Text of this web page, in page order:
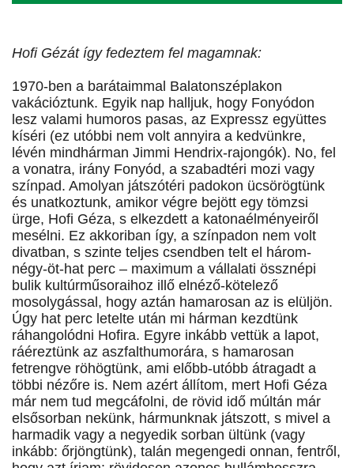
Hofi Gézát így fedeztem fel magamnak:
1970-ben a barátaimmal Balatonszéplakon
vakációztunk. Egyik nap halljuk, hogy Fonyódon
lesz valami humoros pasas, az Expressz együttes
kíséri (ez utóbbi nem volt annyira a kedvünkre,
lévén mindhárman Jimmi Hendrix-rajongók). No, fel
a vonatra, irány Fonyód, a szabadtéri mozi vagy
színpad. Amolyan játszótéri padokon ücsörögtünk
és unatkoztunk, amikor végre bejött egy tömzsi
ürge, Hofi Géza, s elkezdett a katonaélményeiről
mesélni. Ez akkoriban így, a színpadon nem volt
divatban, s szinte teljes csendben telt el három-
négy-öt-hat perc – maximum a vállalati össznépi
bulik kultúrműsoraihoz illő elnéző-kötelező
mosolygással, hogy aztán hamarosan az is elüljön.
Úgy hat perc letelte után mi hárman kezdtünk
ráhangolódni Hofira. Egyre inkább vettük a lapot,
ráéreztünk az aszfalthumorára, s hamarosan
fetrengve röhögtünk, ami előbb-utóbb átragadt a
többi nézőre is. Nem azért állítom, mert Hofi Géza
már nem tud megcáfolni, de rövid idő múltán már
elsősorban nekünk, hármunknak játszott, s mivel a
harmadik vagy a negyedik sorban ültünk (vagy
inkább: őrjöngtünk), talán megengedi onnan, fentről,